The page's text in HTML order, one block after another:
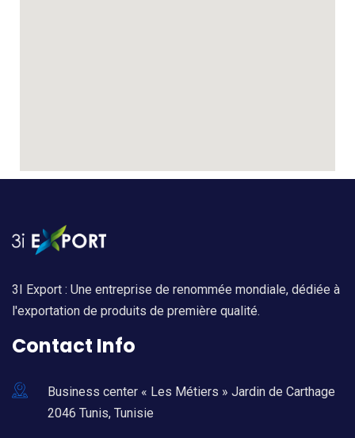
3I Export : Une entreprise de renommée mondiale, dédiée à
l'exportation de produits de première qualité.
Contact Info
Business center « Les Métiers » Jardin de Carthage
2046 Tunis, Tunisie